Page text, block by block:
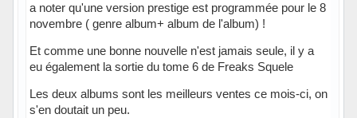
a noter qu'une version prestige est programmée pour le 8
novembre ( genre album+ album de l'album) !
Et comme une bonne nouvelle n'est jamais seule, il y a
eu également la sortie du tome 6 de Freaks Squele
Les deux albums sont les meilleurs ventes ce mois-ci, on
s'en doutait un peu.